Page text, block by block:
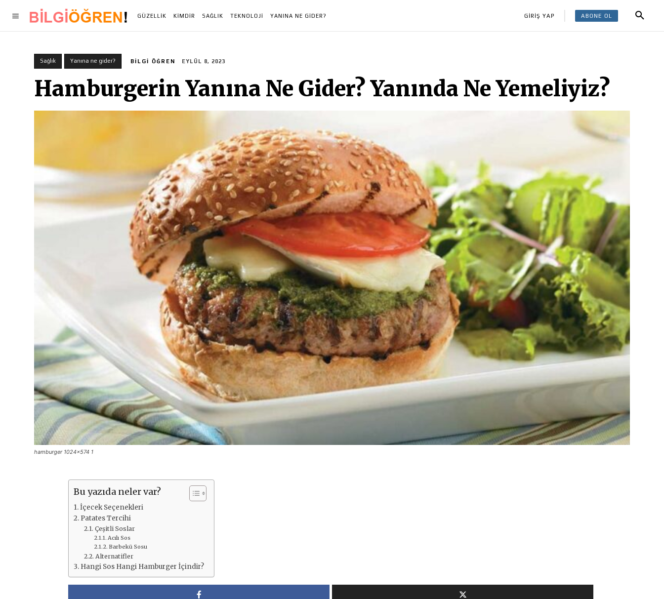
GÜZELLIK KIMDIR SAĞLIK TEKNOLOJI YANINA NE GIDER? GİRİŞ YAP ABONE OL
Sağlık Yanına ne gider? BILGI ÖĞREN EYLÜL 8, 2023
Hamburgerin Yanına Ne Gider? Yanında Ne Yemeliyiz?
hamburger 1024x574 1
Bu yazıda neler var?
İçecek Seçenekleri
Patates Tercihi
Çeşitli Soslar
Acılı Sos
Barbekü Sosu
Alternatifler
Hangi Sos Hangi Hamburger İçindir?